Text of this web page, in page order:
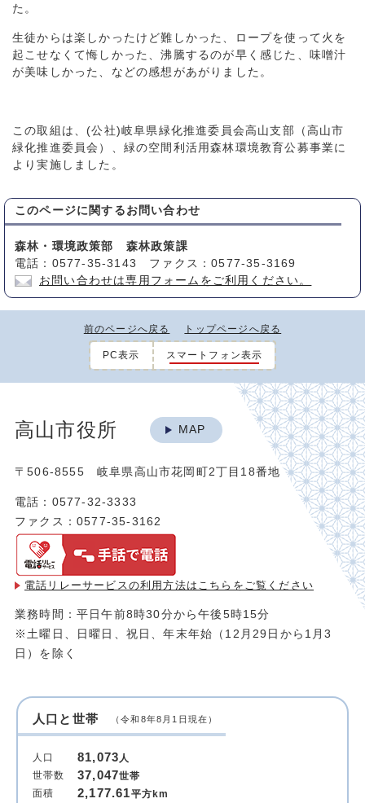
た。
生徒からは楽しかったけど難しかった、ロープを使って火を
起こせなくて悔しかった、沸騰するのが早く感じた、味噌汁
が美味しかった、などの感想があがりました。
この取組は、(公社)岐阜県緑化推進委員会高山支部（高山市
緑化推進委員会）、緑の空間利活用森林環境教育公募事業に
より実施しました。
このページに関する お問い合わせ
森林・環境政策部 森林政策課
電話：0577-35-3143 ファクス：0577-35-3169
お問い合わせは専用フォームをご利用ください。
前のページへ戻る トップページへ戻る
PC表示 スマートフォン表示
高山市役所 MAP
〒506-8555 岐阜県高山市花岡町2丁目18番地
電話：0577-32-3333
ファクス：0577-35-3162
電話リレーサービスの利用方法は こちらをご覧ください
業務時間：平日午前8時30分から午後5時15分
※土曜日、日曜日、祝日、年末年始（12月29日から1月3
日）を除く
人口と世帯 （令和8年8月1日現在）
人口 81,073人
世帯数
37,047世帯
面積
2,177.61平方km